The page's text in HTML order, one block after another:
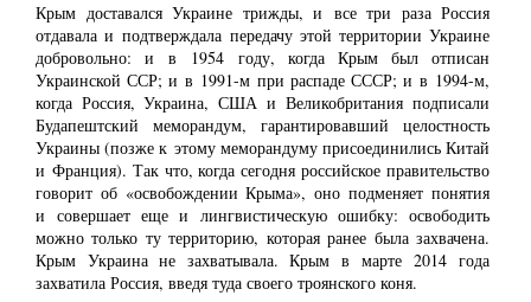
Крым доставался Украине трижды, и все три раза Россия
отдавала и подтверждала передачу этой территории Украине
добровольно: и в 1954 году, когда Крым был отписан
Украинской ССР; и в 1991-м при распаде СССР; и в 1994-м,
когда Россия, Украина, США и Великобритания подписали
Будапештский меморандум, гарантировавший целостность
Украины (позже к этому меморандуму присоединились Китай
и Франция). Так что, когда сегодня российское правительство
говорит об «освобождении Крыма», оно подменяет понятия
и совершает еще и лингвистическую ошибку: освободить
можно только ту территорию, которая ранее была захвачена.
Крым Украина не захватывала. Крым в марте 2014 года
захватила Россия, введя туда своего троянского коня.